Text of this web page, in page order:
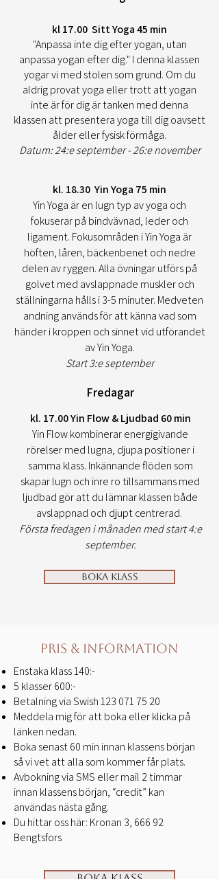
kl 17.00 Sitt Yoga 45 min
"Anpassa inte dig efter yogan, utan
anpassa yogan efter dig." I denna klassen
yogar vi med stolen som grund. Om du
aldrig provat yoga eller trott att yogan
inte är för dig är tanken med denna
klassen att presentera yoga till dig oavsett
ålder eller fysisk förmåga.
​Datum: 24:e september - 26:e november
kl. 18.30 Yin Yoga 75 min
Yin Yoga är en lugn typ av yoga och
fokuserar på bindvävnad, leder och
ligament. Fokusområden i Yin Yoga är
höften, låren, bäckenbenet och nedre
delen av ryggen. Alla övningar utförs på
golvet med avslappnade muskler och
ställningarna hålls i 3-5 minuter. Medveten
andning används för att känna vad som
händer i kroppen och sinnet vid utförandet
av Yin Yoga.
Start 3:e september
Fredagar
kl. 17.00 Yin Flow & Ljudbad 60 min
Yin Flow kombinerar energigivande
rörelser med lugna, djupa positioner i
samma klass. Inkännande flöden som
skapar lugn och inre ro tillsammans med
ljudbad gör att du lämnar klassen både
avslappnad och djupt centrerad.
Första fredagen i månaden med start 4:e
september.
Boka Klass
Pris & Information
Enstaka klass 140:-
5 klasser 600:-
Betalning via Swish123 071 75 20
Meddela mig för att boka eller klicka på
länken nedan.
Boka senast 60 min innan klassens början
så vi vet att alla som kommer får plats.
Avbokning via SMS eller mail 2 timmar
innan klassens början, “credit” kan
användas nästa gång.
Du hittar oss här: Kronan 3, 666 92
Bengtsfors